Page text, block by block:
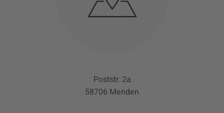
Poststr. 2a
58706 Menden